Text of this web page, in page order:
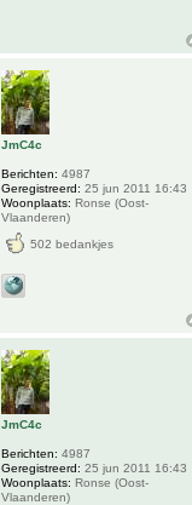
JmC4c
Berichten: 4987
Geregistreerd: 25 jun 2011 16:43
Woonplaats: Ronse (Oost-
Vlaanderen)
502 bedankjes
JmC4c
Berichten: 4987
Geregistreerd: 25 jun 2011 16:43
Woonplaats: Ronse (Oost-
Vlaanderen)